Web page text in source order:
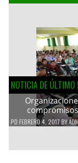
NOTICIA DE ÚLTIMO
PD FEBRERO 4, 2017 BY